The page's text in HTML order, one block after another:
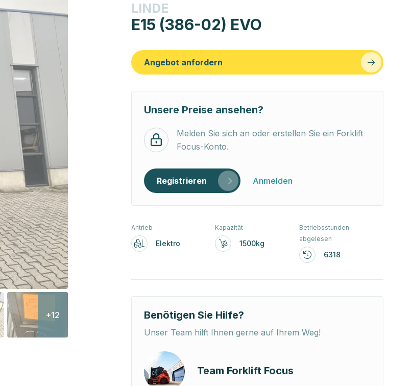
LINDE
E15 (386-02) EVO
Angebot anfordern
Unsere Preise ansehen?
Melden Sie sich an oder erstellen Sie ein Forklift
Focus-Konto.
Registrieren Anmelden
Antrieb
Elektro
Kapazität
1500kg
Betriebsstunden
abgelesen
6318
Benötigen Sie Hilfe?
Unser Team hilft Ihnen gerne auf Ihrem Weg!
Team Forklift Focus
+12